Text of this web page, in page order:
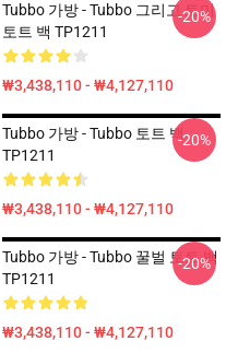
Tubbo 가방 - Tubbo 그리고 토미
토트 백 TP1211
₩3,438,110 - ₩4,127,110
-20%
Tubbo 가방 - Tubbo 토트 백
TP1211
₩3,438,110 - ₩4,127,110
-20%
Tubbo 가방 - Tubbo 꿀벌 토트 백
TP1211
₩3,438,110 - ₩4,127,110
-20%